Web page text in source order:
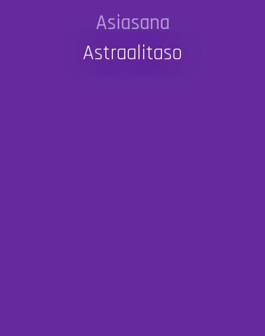
Asiasana
Astraalitaso